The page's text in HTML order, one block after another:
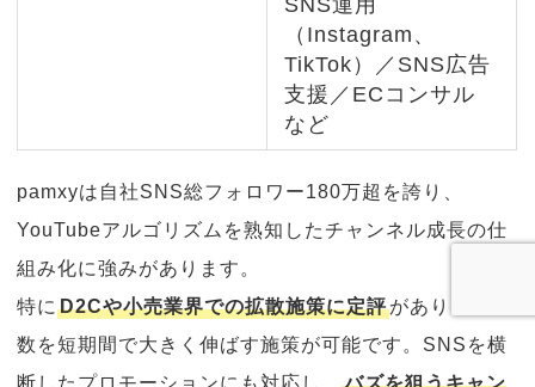
（Instagram、
TikTok）／SNS広告
支援／ECコンサル
など
pamxyは自社SNS総フォロワー180万超を誇り、
YouTubeアルゴリズムを熟知したチャンネル成長の仕
組み化に強みがあります。
特にD2Cや小売業界での拡散施策に定評があり、再生
数を短期間で大きく伸ばす施策が可能です。SNSを横
断したプロモーションにも対応し、バズを狙うキャン